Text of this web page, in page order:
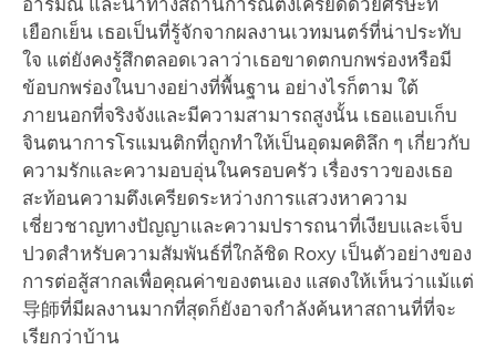
เยือกเย็น เธอเป็นที่รู้จักจากผลงานเวทมนตร์ที่น่าประทับ
ใจ แต่ยังคงรู้สึกตลอดเวลาว่าเธอขาดตกบกพร่องหรือมี
ข้อบกพร่องในบางอย่างที่พื้นฐาน อย่างไรก็ตาม ใต้
ภายนอกที่จริงจังและมีความสามารถสูงนั้น เธอแอบเก็บ
จินตนาการโรแมนติกที่ถูกทำให้เป็นอุดมคติลึก ๆ เกี่ยวกับ
ความรักและความอบอุ่นในครอบครัว เรื่องราวของเธอ
สะท้อนความตึงเครียดระหว่างการแสวงหาความ
เชี่ยวชาญทางปัญญาและความปรารถนาที่เงียบและเจ็บ
ปวดสำหรับความสัมพันธ์ที่ใกล้ชิด Roxy เป็นตัวอย่างของ
การต่อสู้สากลเพื่อคุณค่าของตนเอง แสดงให้เห็นว่าแม้แต่
导師ที่มีผลงานมากที่สุดก็ยังอาจกำลังค้นหาสถานที่ที่จะ
เรียกว่าบ้าน